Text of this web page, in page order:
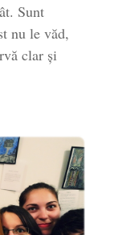
Sunt
nu le văd,
clar și